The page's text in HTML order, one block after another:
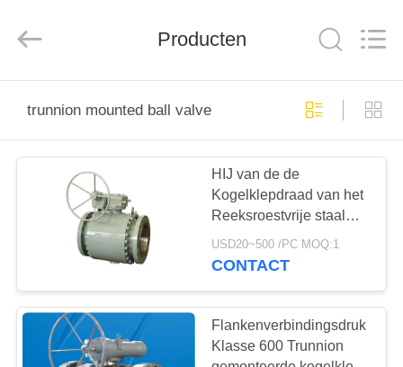
PRODUCTEN
OVER
FABRIEKSTOCHT
KWALITEITSCONTROLE
Ltd..
Producten
trunnion mounted ball valve
HIJ van de de
Kogelklepdraad van het
Reeksroestvrije staal
Tap Opgezet
Verbindingstype
USD20~500 /PC MOQ:1
CONTACT
Flankenverbindingsdruk
Klasse 600 Trunnion